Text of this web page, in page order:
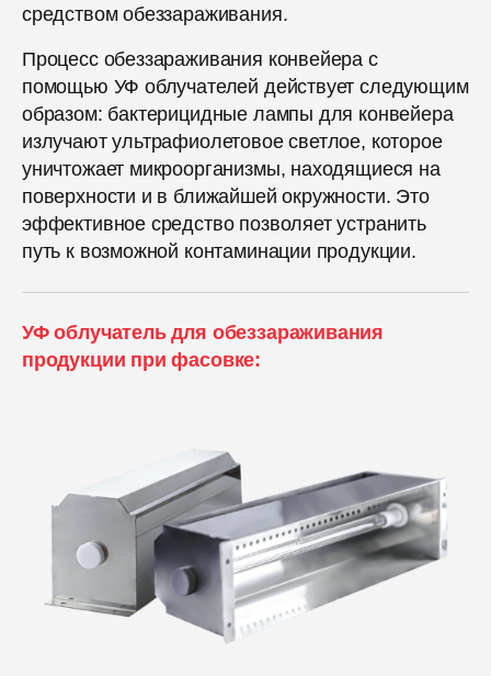
средством обеззараживания.
Процесс обеззараживания конвейера с
помощью УФ облучателей действует следующим
образом: бактерицидные лампы для конвейера
излучают ультрафиолетовое светлое, которое
уничтожает микроорганизмы, находящиеся на
поверхности и в ближайшей окружности. Это
эффективное средство позволяет устранить
путь к возможной контаминации продукции.
УФ облучатель для обеззараживания
продукции при фасовке: